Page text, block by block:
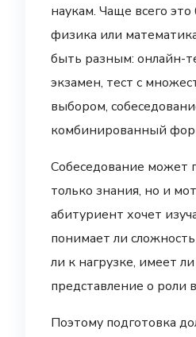
наукам. Чаще всего
физика или
быть разным: онлайн-
экзамен, тест с
выбором,
комбинированный
Собеседование может
только знания, но и
абитуриент хочет
понимает ли
ли к нагрузке, имеет
представление о роли
Поэтому подготовка